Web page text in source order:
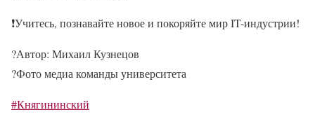
❗Учитесь, познавайте новое и покоряйте мир IT-индустрии!
?Автор: Михаил Кузнецов
?Фото медиа команды университета
#Княгининский